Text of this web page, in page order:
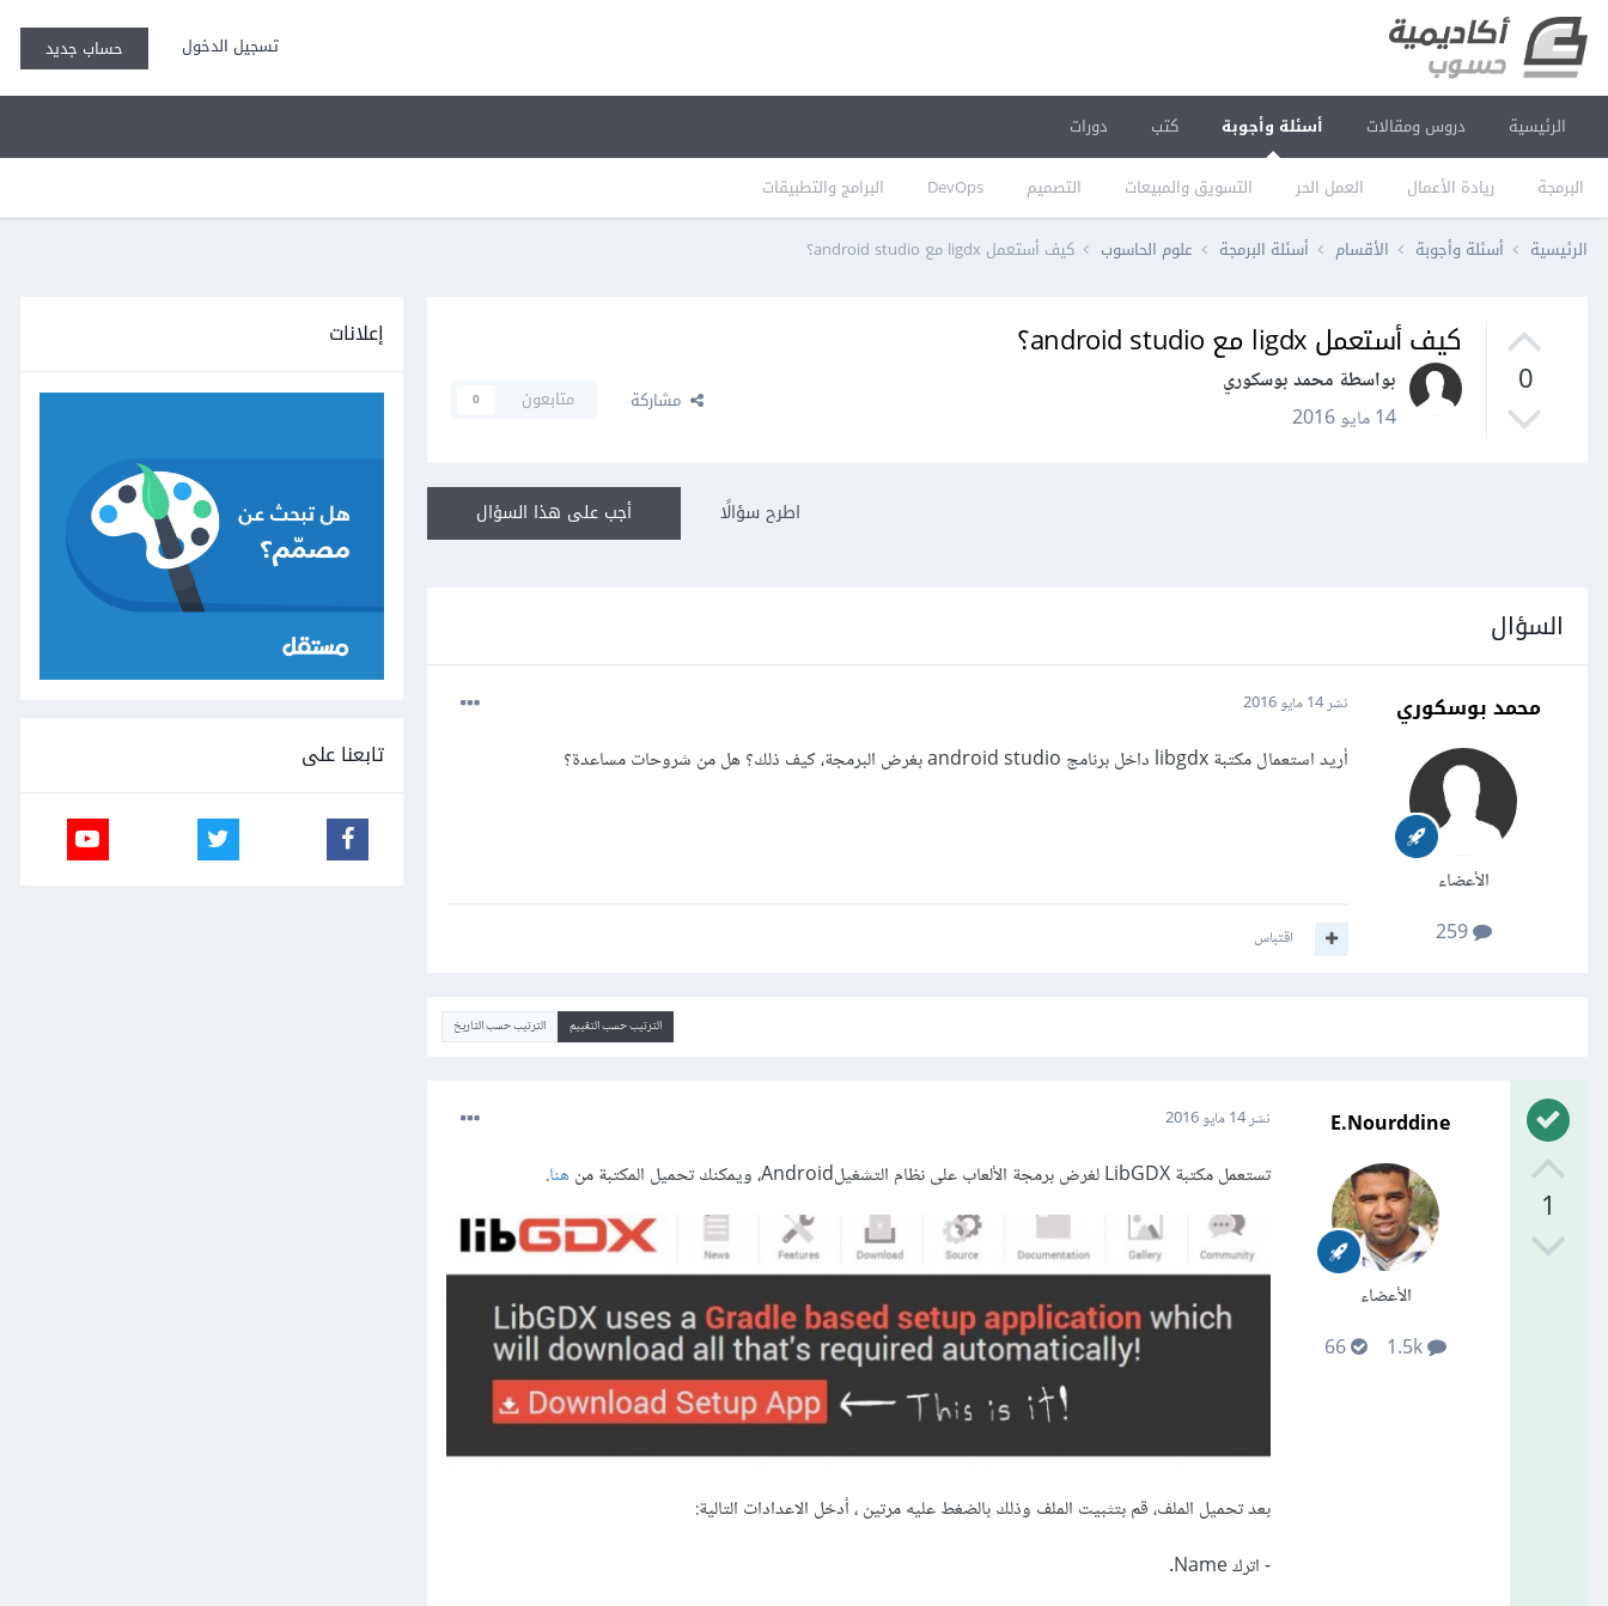
تسجيل الدخول حساب جديد
الرئيسية دروس ومقالات أسئلة وأجوبة
البرمجة ريادة الأعمال العمل الحر التسويق والمبيعات التصميم DevOps البرامج والتطبيقات
كتب دورات
الرئيسية أسئلة وأجوبة الأقسام أسئلة البرمجة علوم الحاسوب كيف أستعمل ligdx مع android studio؟
0
كيف أستعمل ligdx مع android studio؟
بواسطة محمد بوسكوري
14 مايو 2016
مشاركة متابعون 0
أجب على هذا السؤال اطرح سؤالًا
السؤال
محمد بوسكوري
الأعضاء
259
نشر14 مايو 2016
أريد استعمال مكتبة libgdx داخل برنامج android studio بغرض البرمجة، كيف ذلك؟ هل من شروحات مساعدة؟
اقتباس
الترتيب حسب التقييم الترتيب حسب التاريخ
1
E.Nourddine
الأعضاء
نشر14 مايو 2016
تستعمل مكتبة LibGDX لغرض برمجة الألعاب على نظام التشغيلAndroid، ويمكنك تحميل المكتبة من هنا.
بعد تحميل الملف، قم بتثبيت الملف وذلك بالضغط عليه مرتين ، أدخل الاعدادات التالية:
- اترك Name.
إعلانات
تابعنا على